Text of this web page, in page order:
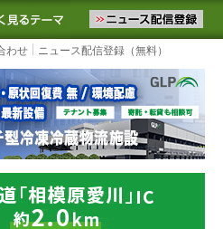
をお届けします。物流ニュー
に入りに追加 よく見るテーマ
わせ ニュース配信登録（無料）